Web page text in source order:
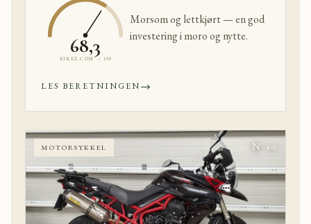
68,3
BIKEZ.COM · / 100
Morsom og lettkjørt — en god
investering i moro og nytte.
LES BERETNINGEN→
MOTORSYKKEL Nº 10